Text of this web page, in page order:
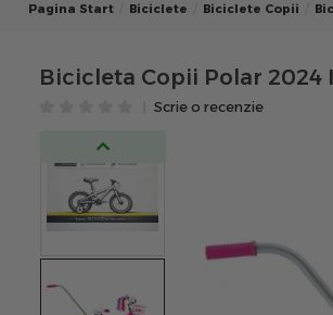
Pagina Start Biciclete Biciclete Copii
Bicicleta Copii Polar 2024
Scrie o recenzie